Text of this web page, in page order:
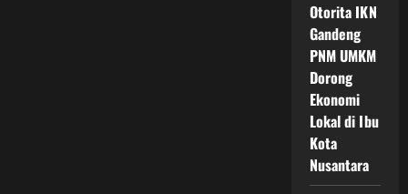
Otorita IKN
Gandeng
PNM UMKM
Dorong
Ekonomi
Lokal di Ibu
Kota
Nusantara